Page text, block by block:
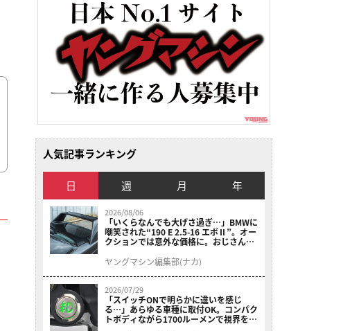
人気記事ランキング
日 週 月 年
2026/08/06
「いくらなんでも大げさ過ぎ…」BMWに
嘲笑された“190 E 2.5-16 エボⅡ”。オー
クションでは意外な価格に。おじさん達
ヤングマシン編集部(ナカ)
2026/07/29
「スイッチONで明らかに違いを感じ
る…」あらゆる車種に取付OK。コンパク
トボディながら1700ルーメンで視界を確